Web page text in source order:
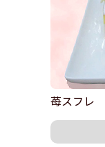
苺スフレ